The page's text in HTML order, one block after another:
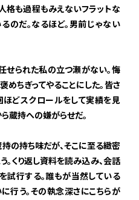
格も過程もみえないフラットな
のだ。なるほど。男前じゃない
せられた私の立つ瀬がない。悔
めちぎってやることにした。皆さ
ほどスクロールをして実績を見
蔵持への嫌がらせだ。
の持ち味だが、そこに至る緻密
くり返し資料を読み込み、会話
試行する。誰もが当然している
行う。その執念深さにこちらが